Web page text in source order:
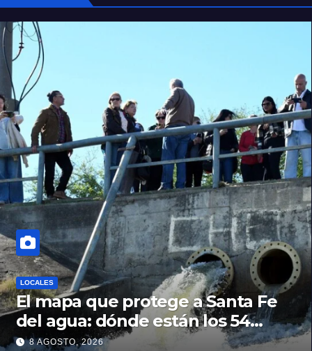
LOCALES
El mapa que protege a Santa Fe
del agua: dónde están los 54
puntos de bombeo
8 AGOSTO, 2026